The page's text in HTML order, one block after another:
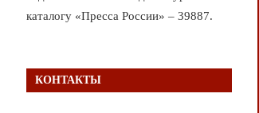
каталогу «Пресса России» – 39887.
КОНТАКТЫ